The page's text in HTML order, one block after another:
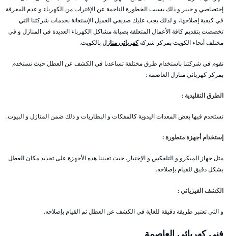
إختصاصي و خبير و ذلك بسبب الخطورة الناجمة عن الإقتراب من الكهرباء و عدم المعرفة
في كيفية إصلاحها، و لذلك يجب عليك صديقي العميل الإستعانة بخدمات شركتنا التي
تخصصت بتقديم كافة الأعمال المتعلقة بصيانة مشاكل الكهرباء العديدة في المنازل و في
مختلف أنحاء الكويت بمركز شركةكهربائي منازلبالكويت.
نقوم في شركتنا باستخدام طرق مختلفة تساعدنا في الكشف عن العطل حيث نستخدم
بمركز كهربائي منازل العاصمة :
الطرق التقليدية :
نستخدم فيها بعض المعدات اليدوية كالمفكات و البطاريات و ذلك ضمن المنازل و البيوت.
إستخدام أجهزة متطورة :
مثل جهاز الميكرو و التلفكس و الإختبار، حيث تعيننا هذه الأجهزة على تحديد مكان العطل
بشكل دقيق للقيام بإصلاحه.
الكشف الفيزيائي :
و التي تعتبر طريقة دقيقة للغاية في الكشف عن العطل ثم القيام بإصلاحه.
فني كهربائي العاصمة